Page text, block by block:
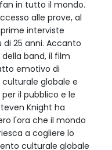
in tutto il mondo.
alle prove, al
interviste
di 25 anni. Accanto
band, il film
emotivo di
globale e
il pubblico e le
Knight ha
l'ora che il mondo
a cogliere lo
culturale globale